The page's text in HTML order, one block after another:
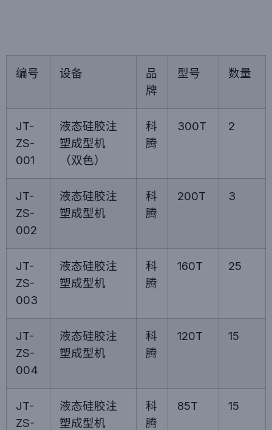
编号 设备
品
牌
型号 数量
JT-
ZS-
001
液态硅胶注
塑成型机
（双色）
科
腾
300T 2
JT-
ZS-
002
液态硅胶注
塑成型机
科
腾
200T 3
JT-
ZS-
003
液态硅胶注
塑成型机
科
腾
160T 25
JT-
ZS-
004
液态硅胶注
塑成型机
科
腾
120T 15
JT-
ZS-
液态硅胶注
塑成型机
科
腾
85T 15